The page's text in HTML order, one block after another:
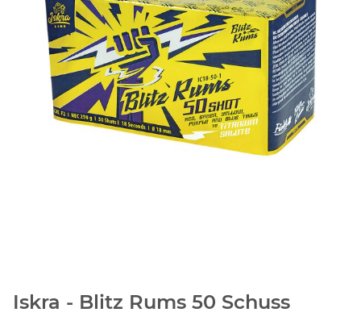
Iskra - Blitz Rums 50 Schuss